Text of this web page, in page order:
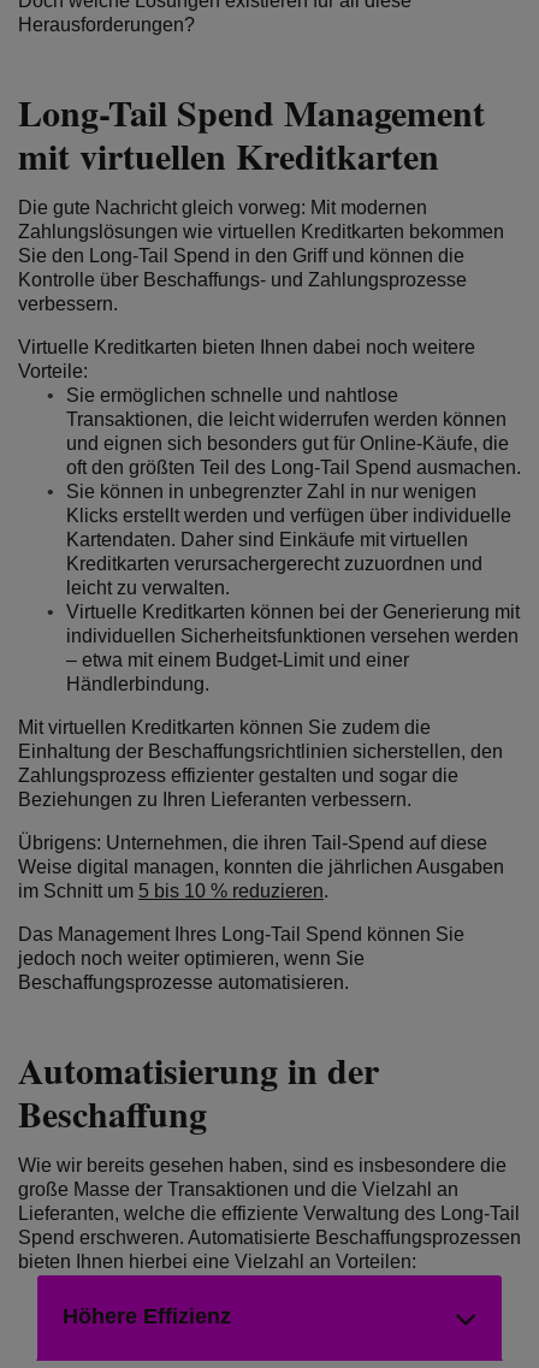
Herausforderungen?
Long-Tail Spend Management
mit virtuellen Kreditkarten
Die gute Nachricht gleich vorweg: Mit modernen
Zahlungslösungen wie virtuellen Kreditkarten bekommen
Sie den Long-Tail Spend in den Griff und können die
Kontrolle über Beschaffungs- und Zahlungsprozesse
verbessern.
Virtuelle Kreditkarten bieten Ihnen dabei noch weitere
Vorteile:
Sie ermöglichen schnelle und nahtlose
Transaktionen, die leicht widerrufen werden können
und eignen sich besonders gut für Online-Käufe, die
oft den größten Teil des Long-Tail Spend ausmachen.
Sie können in unbegrenzter Zahl in nur wenigen
Klicks erstellt werden und verfügen über individuelle
Kartendaten. Daher sind Einkäufe mit virtuellen
Kreditkarten verursachergerecht zuzuordnen und
leicht zu verwalten.
Virtuelle Kreditkarten können bei der Generierung mit
individuellen Sicherheitsfunktionen versehen werden
– etwa mit einem Budget-Limit und einer
Händlerbindung.
Mit virtuellen Kreditkarten können Sie zudem die
Einhaltung der Beschaffungsrichtlinien sicherstellen, den
Zahlungsprozess effizienter gestalten und sogar die
Beziehungen zu Ihren Lieferanten verbessern.
Übrigens: Unternehmen, die ihren Tail-Spend auf diese
Weise digital managen, konnten die jährlichen Ausgaben
im Schnitt um 5 bis 10 % reduzieren.
Das Management Ihres Long-Tail Spend können Sie
jedoch noch weiter optimieren, wenn Sie
Beschaffungsprozesse automatisieren.
Automatisierung in der
Beschaffung
Wie wir bereits gesehen haben, sind es insbesondere die
große Masse der Transaktionen und die Vielzahl an
Lieferanten, welche die effiziente Verwaltung des Long-Tail
Spend erschweren. Automatisierte Beschaffungsprozessen
bieten Ihnen hierbei eine Vielzahl an Vorteilen:
Höhere Effizienz